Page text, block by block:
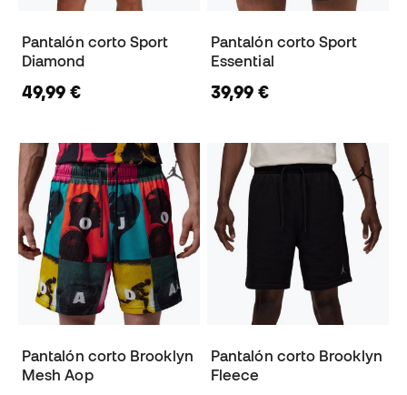
Pantalón corto Sport
Diamond
49,99 €
Pantalón corto Sport
Essential
39,99 €
Pantalón corto Brooklyn
Mesh Aop
Pantalón corto Brooklyn
Fleece